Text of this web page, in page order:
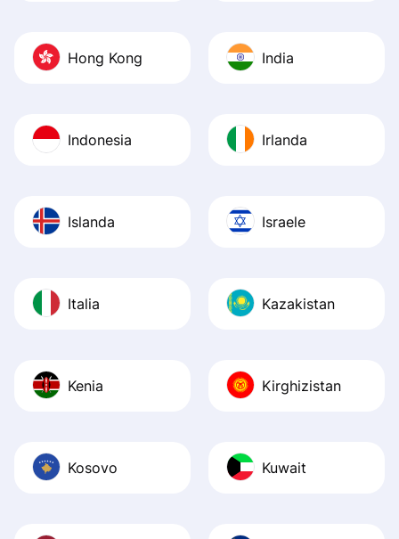
Hong Kong India
Indonesia Irlanda
Islanda Israele
Italia Kazakistan
Kenia Kirghizistan
Kosovo Kuwait